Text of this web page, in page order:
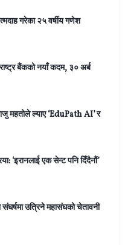
गरेका २५ वर्षीय गणेश
बैंकको नयाँ कदम, ३० अर्ब
महतोले ल्याए ‘EduPath AI’ र
‘इरानलाई एक सेन्ट पनि दिँदैनौं’
उत्रिने महासंघको चेतावनी